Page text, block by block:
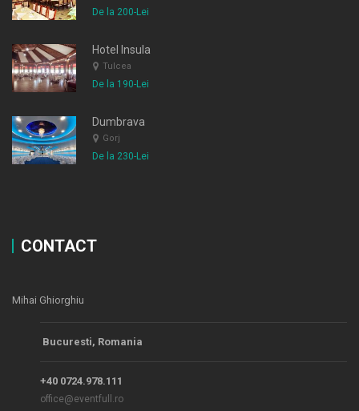
De la 200-Lei
Hotel Insula
Tulcea
De la 190-Lei
Dumbrava
Gorj
De la 230-Lei
CONTACT
Mihai Ghiorghiu
Bucuresti, Romania
+40 0724.978.111
office@eventfull.ro